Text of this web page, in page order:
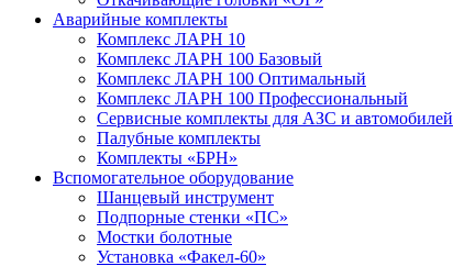
Аварийные комплекты
Комплекс ЛАРН 10
Комплекс ЛАРН 100 Базовый
Комплекс ЛАРН 100 Оптимальный
Комплекс ЛАРН 100 Профессиональный
Сервисные комплекты для АЗС и автомобилей
Палубные комплекты
Комплекты «БРН»
Вспомогательное оборудование
Шанцевый инструмент
Подпорные стенки «ПС»
Мостки болотные
Установка «Факел-60»